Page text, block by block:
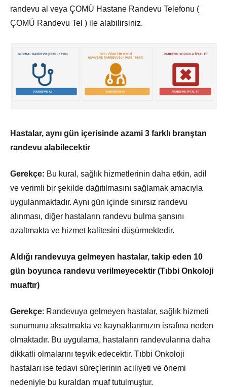
randevu al veya ÇOMÜ Hastane Randevu Telefonu (
ÇOMÜ Randevu Tel ) ile alabilirsiniz.
Hastalar, aynı gün içerisinde azami 3 farklı branştan
randevu alabilecektir
Gerekçe: Bu kural, sağlık hizmetlerinin daha etkin, adil
ve verimli bir şekilde dağıtılmasını sağlamak amacıyla
uygulanmaktadır. Aynı gün içinde sınırsız randevu
alınması, diğer hastaların randevu bulma şansını
azaltmakta ve hizmet kalitesini düşürmektedir.
Aldığı randevuya gelmeyen hastalar, takip eden 10
gün boyunca randevu verilmeyecektir (Tıbbi Onkoloji
muaftır)
Gerekçe: Randevuya gelmeyen hastalar, sağlık hizmeti
sunumunu aksatmakta ve kaynaklarımızın israfına neden
olmaktadır. Bu uygulama, hastaların randevularına daha
dikkatli olmalarını teşvik edecektir. Tıbbi Onkoloji
hastaları ise tedavi süreçlerinin aciliyeti ve önemi
nedeniyle bu kuraldan muaf tutulmuştur.